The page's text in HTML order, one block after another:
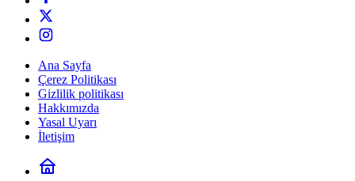
Ana Sayfa
Çerez Politikası
Gizlilik politikası
Hakkımızda
Yasal Uyarı
İletişim